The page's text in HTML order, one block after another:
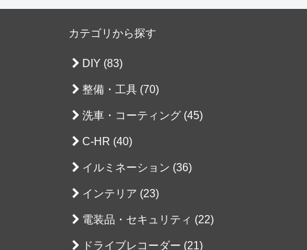
カテゴリから探す
DIY (83)
整備・工具 (70)
洗車・コーティング (45)
C-HR (40)
イルミネーション (36)
インテリア (23)
電装品・セキュリティ (22)
ドライブレコーダー (21)